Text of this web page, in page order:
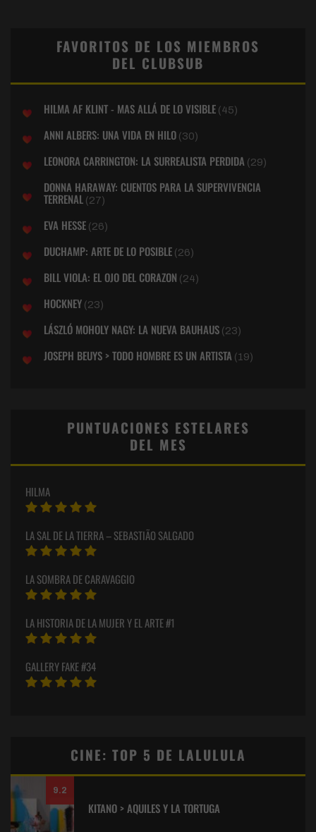
FAVORITOS DE LOS MIEMBROS
DEL CLUBSUB
HILMA AF KLINT - MAS ALLÁ DE LO VISIBLE (45)
ANNI ALBERS: UNA VIDA EN HILO (30)
LEONORA CARRINGTON: LA SURREALISTA PERDIDA (29)
DONNA HARAWAY: CUENTOS PARA LA SUPERVIVENCIA
TERRENAL (27)
EVA HESSE (26)
DUCHAMP: ARTE DE LO POSIBLE (26)
BILL VIOLA: EL OJO DEL CORAZON (24)
HOCKNEY (23)
LÁSZLÓ MOHOLY NAGY: LA NUEVA BAUHAUS (23)
JOSEPH BEUYS > TODO HOMBRE ES UN ARTISTA (19)
PUNTUACIONES ESTELARES
DEL MES
HILMA
LA SAL DE LA TIERRA – SEBASTIÃO SALGADO
LA SOMBRA DE CARAVAGGIO
LA HISTORIA DE LA MUJER Y EL ARTE #1
GALLERY FAKE #34
CINE: TOP 5 DE LALULULA
9.2
KITANO > AQUILES Y LA TORTUGA